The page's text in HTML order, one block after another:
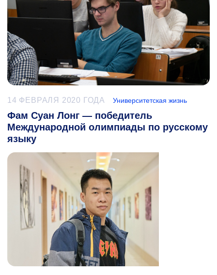
14 ФЕВРАЛЯ 2020 ГОДА Университетская жизнь
Фам Суан Лонг — победитель
Международной олимпиады по русскому
языку